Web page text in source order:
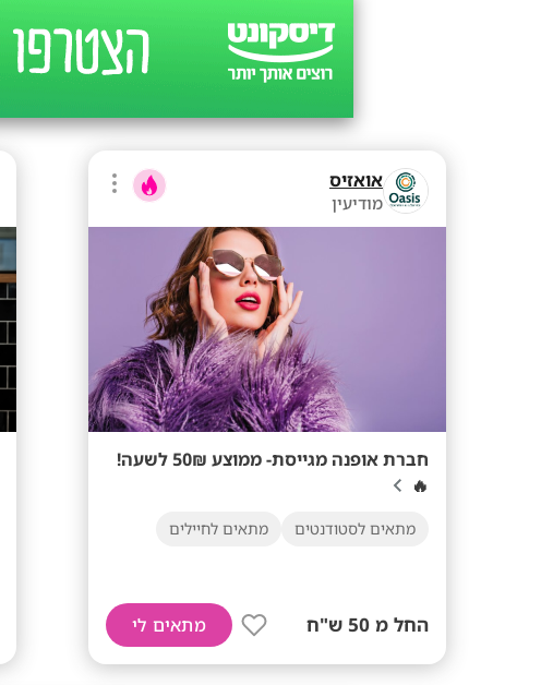
אואזיס
מודיעין
חברת אופנה מגייסת- ממוצע 50₪ לשעה!
🔥
מתאים לסטודנטים מתאים לחיילים
החל מ 50 ש"ח מתאים לי